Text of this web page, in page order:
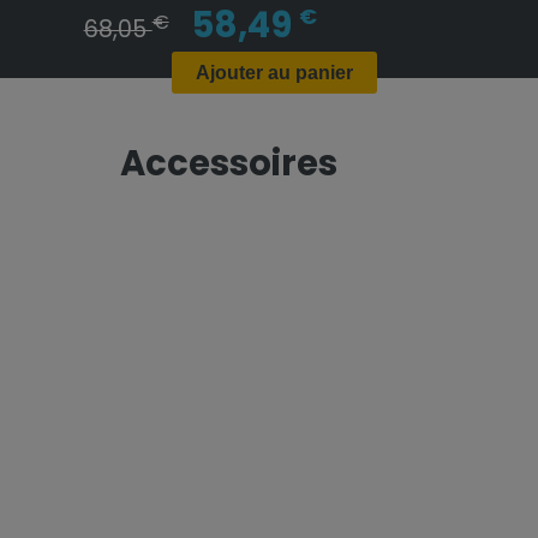
68,05€ 58,49 €
Ajouter au panier
Accessoires